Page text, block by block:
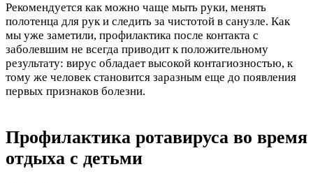
Рекомендуется как можно чаще мыть руки, менять
полотенца для рук и следить за чистотой в санузле. Как
мы уже заметили, профилактика после контакта с
заболевшим не всегда приводит к положительному
результату: вирус обладает высокой контагиозностью, к
тому же человек становится заразным еще до появления
первых признаков болезни.
Профилактика ротавируса во время
отдыха с детьми